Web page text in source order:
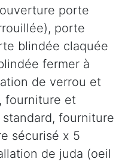
porte
porte
blindée claquée
fermer à
de verrou et
fourniture et
fourniture
sécurisé x 5
de juda (oeil